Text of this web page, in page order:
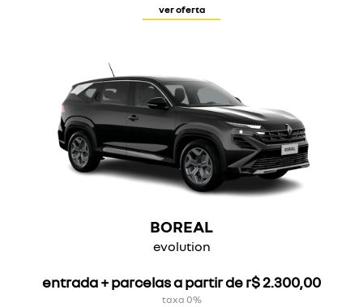
ver oferta
BOREAL
evolution
entrada + parcelas a partir de r$ 2.300,00
taxa 0%